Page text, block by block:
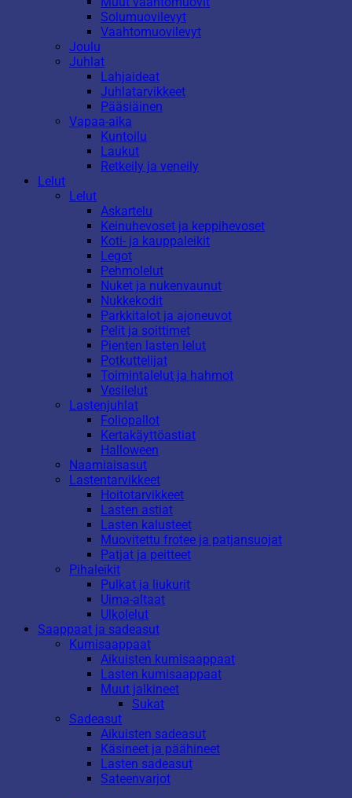
Solumuovilevyt
Vaahtomuovilevyt
Joulu
Juhlat
Lahjaideat
Juhlatarvikkeet
Pääsiäinen
Vapaa-aika
Kuntoilu
Laukut
Retkeily ja veneily
Lelut
Lelut
Askartelu
Keinuhevoset ja keppihevoset
Koti- ja kauppaleikit
Legot
Pehmolelut
Nuket ja nukenvaunut
Nukkekodit
Parkkitalot ja ajoneuvot
Pelit ja soittimet
Pienten lasten lelut
Potkuttelijat
Toimintalelut ja hahmot
Vesilelut
Lastenjuhlat
Foliopallot
Kertakäyttöastiat
Halloween
Naamiaisasut
Lastentarvikkeet
Hoitotarvikkeet
Lasten astiat
Lasten kalusteet
Muovitettu frotee ja patjansuojat
Patjat ja peitteet
Pihaleikit
Pulkat ja liukurit
Uima-altaat
Ulkolelut
Saappaat ja sadeasut
Kumisaappaat
Aikuisten kumisaappaat
Lasten kumisaappaat
Muut jalkineet
Sukat
Sadeasut
Aikuisten sadeasut
Käsineet ja päähineet
Lasten sadeasut
Sateenvarjot